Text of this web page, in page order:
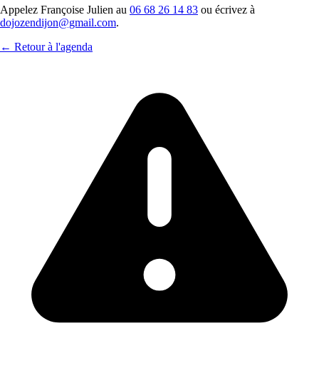
Appelez Françoise Julien au 06 68 26 14 83 ou écrivez à
dojozendijon@gmail.com.
← Retour à l'agenda